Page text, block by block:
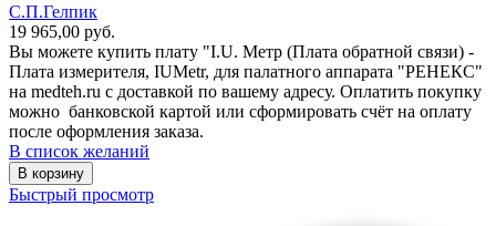
С.П.Гелпик
19 965,00 руб.
Вы можете купить плату "I.U. Метр (Плата обратной связи) -
Плата измерителя, IUMetr, для палатного аппарата "РЕНЕКС"
на medteh.ru с доставкой по вашему адресу. Оплатить покупку
можно банковской картой или сформировать счёт на оплату
после оформления заказа.
В список желаний
В корзину
Быстрый просмотр